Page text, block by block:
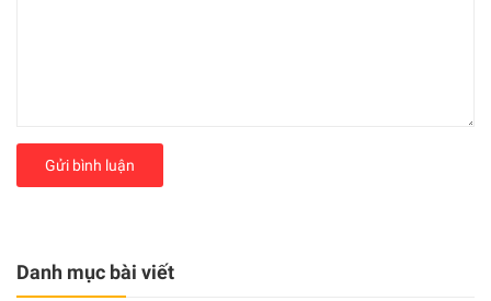
Danh mục bài viết
Gửi bình luận